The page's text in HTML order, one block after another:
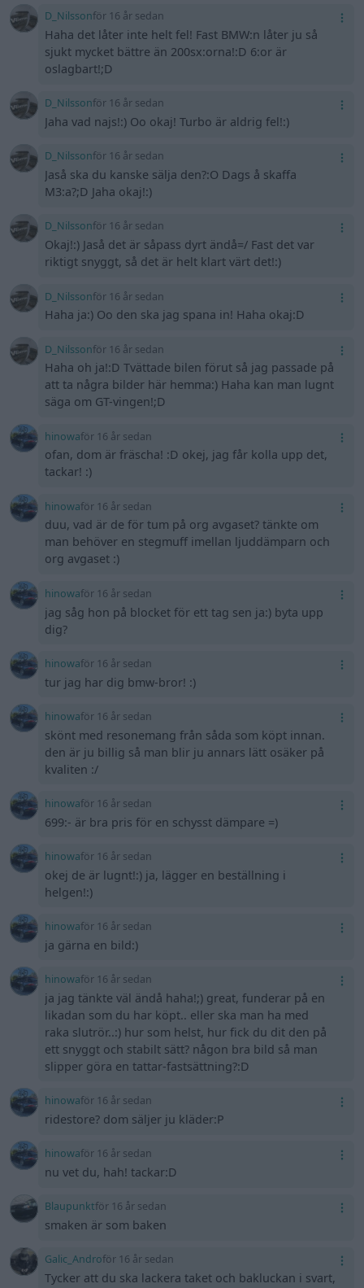
D_Nilssonför 16 år sedan
Haha det låter inte helt fel! Fast BMW:n låter ju så
sjukt mycket bättre än 200sx:orna!:D 6:or är
oslagbart!;D
D_Nilssonför 16 år sedan
Jaha vad najs!:) Oo okaj! Turbo är aldrig fel!:)
D_Nilssonför 16 år sedan
Jaså ska du kanske sälja den?:O Dags å skaffa
M3:a?;D Jaha okaj!:)
D_Nilssonför 16 år sedan
Okaj!:) Jaså det är såpass dyrt ändå=/ Fast det var
riktigt snyggt, så det är helt klart värt det!:)
D_Nilssonför 16 år sedan
Haha ja:) Oo den ska jag spana in! Haha okaj:D
D_Nilssonför 16 år sedan
Haha oh ja!:D Tvättade bilen förut så jag passade på
att ta några bilder här hemma:) Haha kan man lugnt
säga om GT-vingen!;D
hinowaför 16 år sedan
ofan, dom är fräscha! :D okej, jag får kolla upp det,
tackar! :)
hinowaför 16 år sedan
duu, vad är de för tum på org avgaset? tänkte om
man behöver en stegmuff imellan ljuddämparn och
org avgaset :)
hinowaför 16 år sedan
jag såg hon på blocket för ett tag sen ja:) byta upp
dig?
hinowaför 16 år sedan
tur jag har dig bmw-bror! :)
hinowaför 16 år sedan
skönt med resonemang från såda som köpt innan.
den är ju billig så man blir ju annars lätt osäker på
kvaliten :/
hinowaför 16 år sedan
699:- är bra pris för en schysst dämpare =)
hinowaför 16 år sedan
okej de är lugnt!:) ja, lägger en beställning i
helgen!:)
hinowaför 16 år sedan
ja gärna en bild:)
hinowaför 16 år sedan
ja jag tänkte väl ändå haha!;) great, funderar på en
likadan som du har köpt.. eller ska man ha med
raka slutrör..:) hur som helst, hur fick du dit den på
ett snyggt och stabilt sätt? någon bra bild så man
slipper göra en tattar-fastsättning?:D
hinowaför 16 år sedan
ridestore? dom säljer ju kläder:P
hinowaför 16 år sedan
nu vet du, hah! tackar:D
Blaupunktför 16 år sedan
smaken är som baken
Galic_Androför 16 år sedan
Tycker att du ska lackera taket och bakluckan i svart,